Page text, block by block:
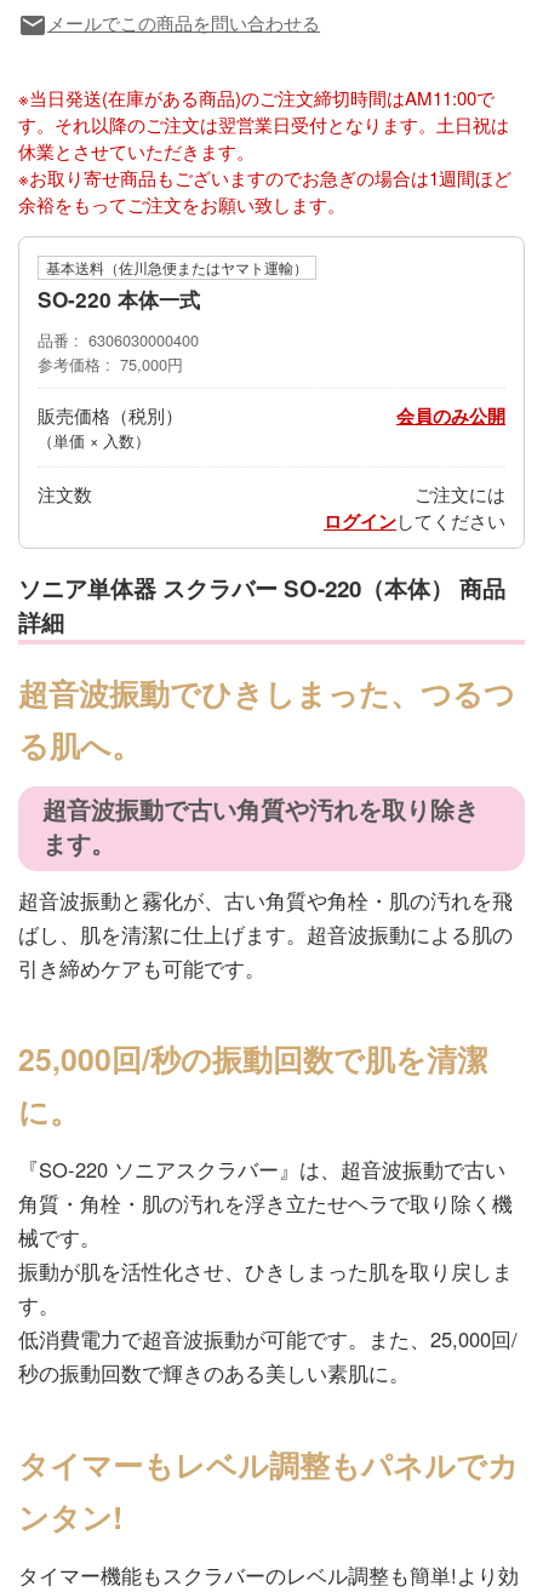
local_post_office メールでこの商品を問い合わせる
※当日発送(在庫がある商品)のご注文締切時間はAM11:00で
す。それ以降のご注文は翌営業日受付となります。土日祝は
休業とさせていただきます。
※お取り寄せ商品もございますのでお急ぎの場合は1週間ほど
余裕をもってご注文をお願い致します。
基本送料（佐川急便またはヤマト運輸）
SO-220 本体一式
品番
6306030000400
参考価格
75,000円
販売価格
（単価 × 入数）
会員のみ公開
注文数 ご注文には
ログインしてください
ソニア単体器 スクラバー SO-220（本体） 商品
詳細
超音波振動でひきしまった、つるつ
る肌へ。
超音波振動で古い角質や汚れを取り除き
ます。
超音波振動と霧化が、古い角質や角栓・肌の汚れを飛
ばし、肌を清潔に仕上げます。超音波振動による肌の
引き締めケアも可能です。
25,000回/秒の振動回数で肌を清潔
に。
『SO-220 ソニアスクラバー』は、超音波振動で古い
角質・角栓・肌の汚れを浮き立たせヘラで取り除く機
械です。
振動が肌を活性化させ、ひきしまった肌を取り戻しま
す。
低消費電力で超音波振動が可能です。また、25,000回/
秒の振動回数で輝きのある美しい素肌に。
タイマーもレベル調整もパネルでカ
ンタン!
タイマー機能もスクラバーのレベル調整も簡単!より効